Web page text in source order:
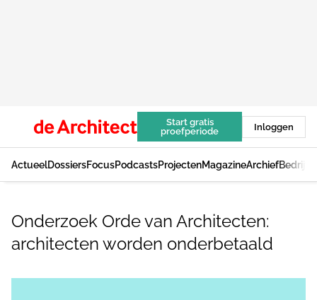
Start gratis
proefperiode
Inloggen
ActueelDossiersFocusPodcastsProjectenMagazineArchief
Onderzoek Orde van Architecten:
architecten worden onderbetaald